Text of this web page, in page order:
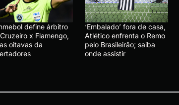
define árbitro
x Flamengo,
oitavas da
‘Embalado’ fora de casa,
Atlético enfrenta o Remo
pelo Brasileirão; saiba
onde assistir